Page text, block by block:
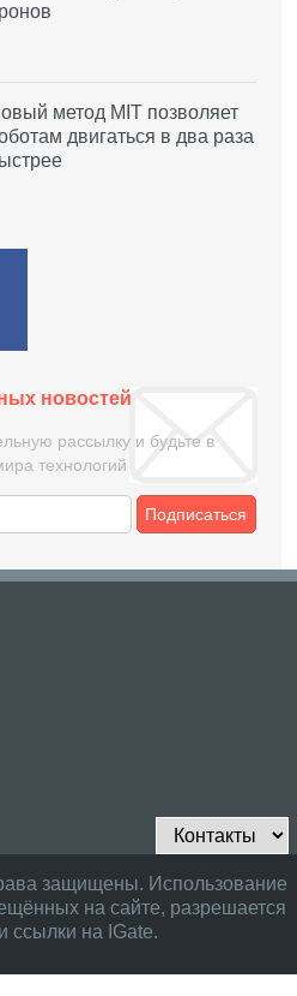
метод MIT позволяет
двигаться в два раза
новостей
рассылку и будьте в
технологий
Подписаться
защищены. Использование
на сайте, разрешается
ссылки на IGate.